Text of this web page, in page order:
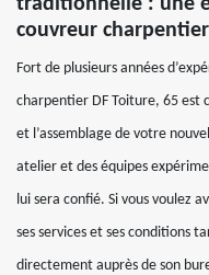
traditionnelle : une
couvreur
Fort de plusieurs années
charpentier DF Toiture, 65 est
et l’assemblage de votre
atelier et des équipes
lui sera confié. Si vous voulez
ses services et ses conditions
directement auprès de son